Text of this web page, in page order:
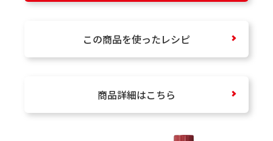
この商品を使ったレシピ
商品詳細はこちら